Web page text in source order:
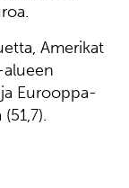
Amerikat
Eurooppa-